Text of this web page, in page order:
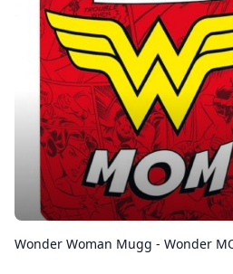
Wonder Woman Mugg - Wonder